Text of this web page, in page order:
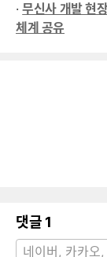
·무신사 개발 현
체계 공유
댓글 1